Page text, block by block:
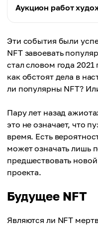
битных
токены для
стейкинга
Влияние на развитие
блокчейне
создают, покупают,
виртуальных котят.
(имеется в виду
актив, который
атрибуты и
популярности игры
был продан более
Аукцион работ
Аукционный дом
истории продажу
были и цифровые
Выставка
дней" - так
что привлекло
работы и
ценность
того, что
Эти события были
NFT завоевать
стал словом года
как обстоят дела в
ли популярны NFT?
Пару лет назад
это не означает, что
время. Есть
может означать лишь
предшествовать
проекта.
Будущее NFT
Являются ли NFT